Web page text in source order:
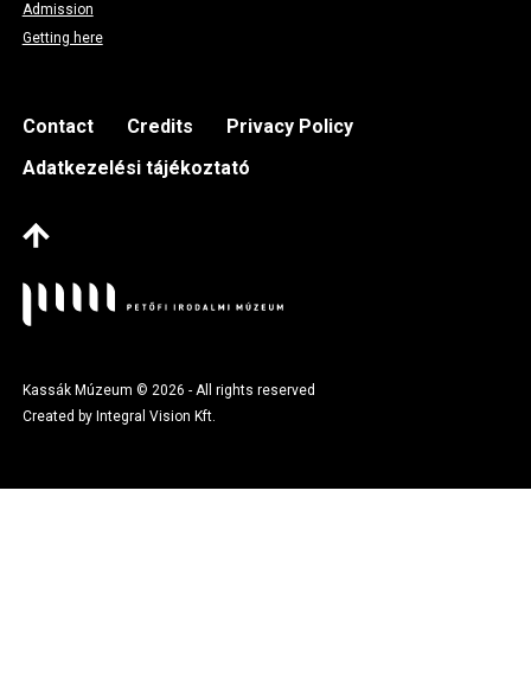
Admission
Getting here
Footer
Contact Credits
Privacy Policy
Adatkezelési tájékoztató
Kassák Múzeum © 2026 - All rights reserved
Created by Integral Vision Kft.